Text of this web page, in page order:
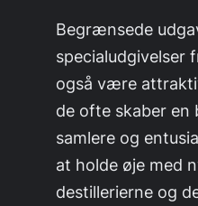
Begrænsede
specialudgivelser
også være
de ofte skaber en
samlere og
at holde øje med
destillerierne og